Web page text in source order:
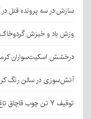
سازش در سه پرونده قتل در
وزش باد و خیزش گردوخاک
درخشش اسکیت‌سواران
آتش‌سوزی در سالن رنگ
توقیف ۷ تن چوب قاچاق تاغ در رفسنجان